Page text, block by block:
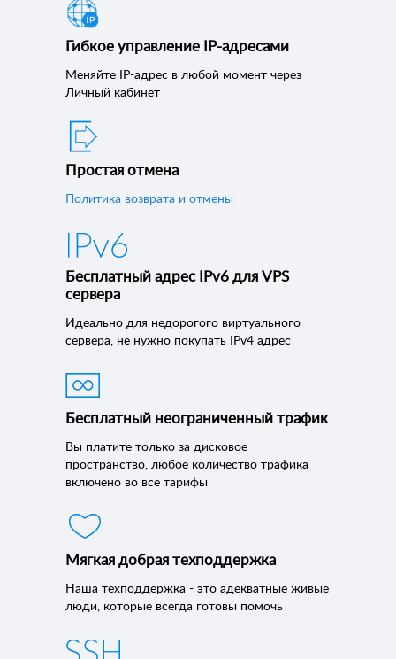
Гибкое управление IP-адресами
Меняйте IP-адрес в любой момент через
Личный кабинет
Простая отмена
Политика возврата и отмены
Бесплатный адрес IPv6 для VPS
сервера
Идеально для недорогого виртуального
сервера, не нужно покупать IPv4 адрес
Бесплатный неограниченный трафик
Вы платите только за дисковое
пространство, любое количество трафика
включено во все тарифы
Мягкая добрая техподдержка
Наша техподдержка - это адекватные живые
люди, которые всегда готовы помочь